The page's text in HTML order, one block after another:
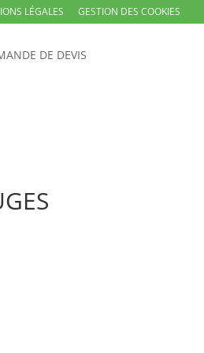
LÉGALES GESTION DES COOKIES
DE DEVIS